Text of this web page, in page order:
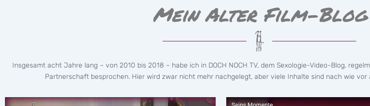
Mein Alter Film-Blog
Insgesamt acht Jahre lang – von 2010 bis 2018 – habe ich in DOCH NOCH TV, dem Sexologie-Video-Blog,
Partnerschaft besprochen. Hier wird zwar nicht mehr nachgelegt, aber viele Inhalte sind nach wie vor